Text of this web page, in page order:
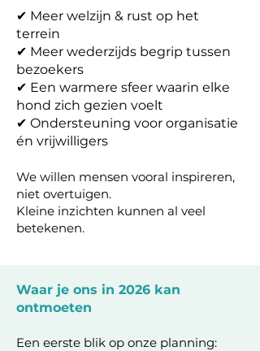
✔ Meer welzijn & rust op het
terrein
✔ Meer wederzijds begrip tussen
bezoekers
✔ Een warmere sfeer waarin elke
hond zich gezien voelt
✔ Ondersteuning voor organisatie
én vrijwilligers
We willen mensen vooral inspireren,
niet overtuigen.
Kleine inzichten kunnen al veel
betekenen.
Waar je ons in 2026 kan
ontmoeten
Een eerste blik op onze planning: